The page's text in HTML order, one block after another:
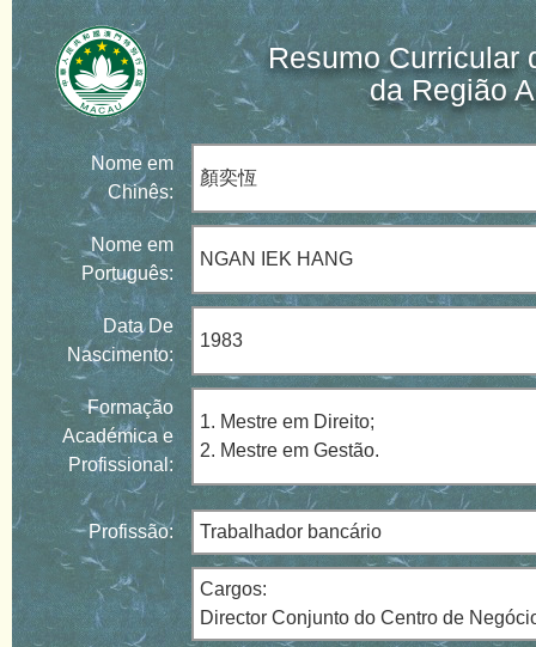
Resumo Curricular
da Região
Nome em
Chinês:
顏奕恆
Nome em
Português:
NGAN IEK HANG
Data De
Nascimento:
1983
Formação
Académica e
Profissional:
1. Mestre em Direito;
2. Mestre em Gestão.
Profissão: Trabalhador bancário
Cargos:
Director Conjunto do Centro de